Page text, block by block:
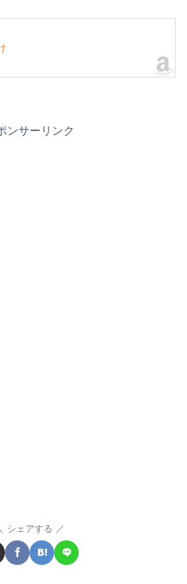
ンサーリンク
シェアする